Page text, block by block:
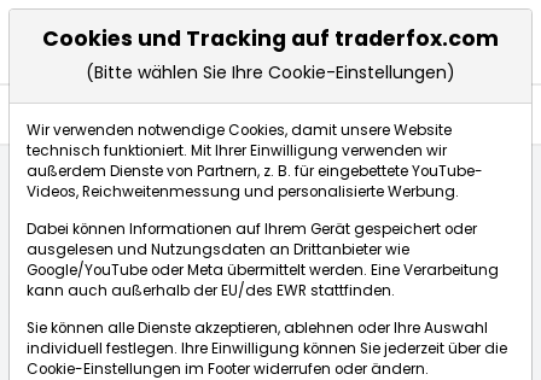
Börse:
Cookies und Tracking auf traderfox.com
(Bitte wählen Sie Ihre Cookie-Einstellungen)
Wir verwenden notwendige Cookies, damit unsere Website
technisch funktioniert. Mit Ihrer Einwilligung verwenden wir
außerdem Dienste von Partnern, z. B. für eingebettete YouTube-
Videos, Reichweitenmessung und personalisierte Werbung.
Dabei können Informationen auf Ihrem Gerät gespeichert oder
ausgelesen und Nutzungsdaten an Drittanbieter wie
Google/YouTube oder Meta übermittelt werden. Eine Verarbeitung
kann auch außerhalb der EU/des EWR stattfinden.
Sie können alle Dienste akzeptieren, ablehnen oder Ihre Auswahl
individuell festlegen. Ihre Einwilligung können Sie jederzeit über die
Cookie-Einstellungen im Footer widerrufen oder ändern.